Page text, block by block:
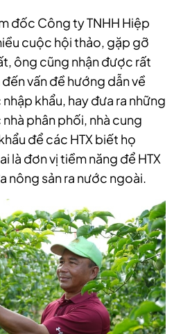
đốc Công ty TNHH Hiệp
cuộc hội thảo, gặp gỡ
ông cũng nhận được rất
vấn đề hướng dẫn về
khẩu, hay đưa ra những
phân phối, nhà cung
để các HTX biết họ
là đơn vị tiềm năng để HTX
nông sản ra nước ngoài.